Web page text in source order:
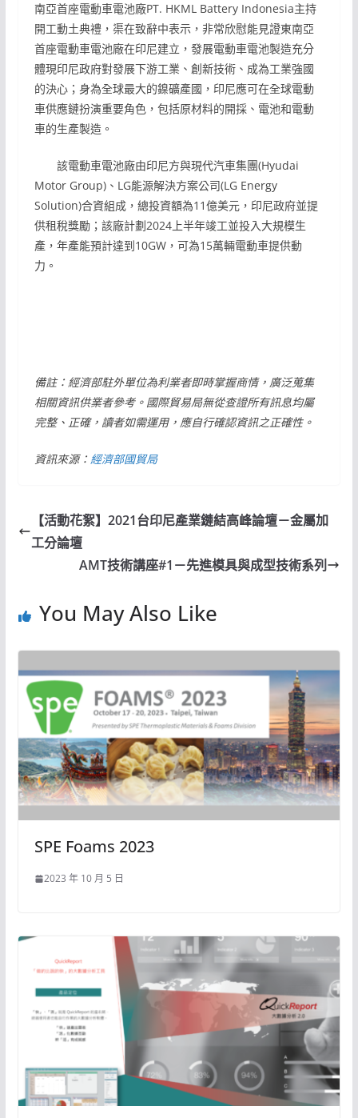
南亞首座電動車電池廠PT. HKML Battery Indonesia主持
開工動土典禮，渠在致辭中表示，非常欣慰能見證東南亞
首座電動車電池廠在印尼建立，發展電動車電池製造充分
體現印尼政府對發展下游工業、創新技術、成為工業強國
的決心；身為全球最大的鎳礦產國，印尼應可在全球電動
車供應鏈扮演重要角色，包括原材料的開採、電池和電動
車的生產製造。
該電動車電池廠由印尼方與現代汽車集團(Hyudai
Motor Group)、LG能源解決方案公司(LG Energy
Solution)合資組成，總投資額為11億美元，印尼政府並提
供租稅獎勵；該廠計劃2024上半年竣工並投入大規模生
產，年產能預計達到10GW，可為15萬輛電動車提供動
力。
備註：經濟部駐外單位為利業者即時掌握商情，廣泛蒐集
相關資訊供業者參考。國際貿易局無從查證所有訊息均屬
完整、正確，讀者如需運用，應自行確認資訊之正確性。
資訊來源： 經濟部國貿局
【活動花絮】2021台印尼產業鏈結高峰論壇－金屬加
工分論壇
AMT技術講座#1－先進模具與成型技術系列
You May Also Like
SPE Foams 2023
2023 年 10 月 5 日